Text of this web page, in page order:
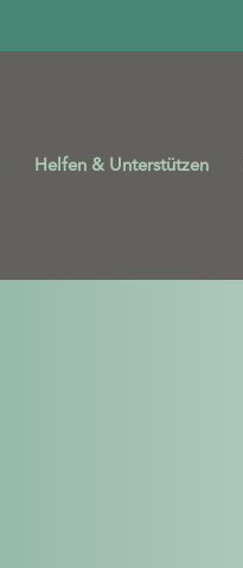
Helfen & Unterstützen